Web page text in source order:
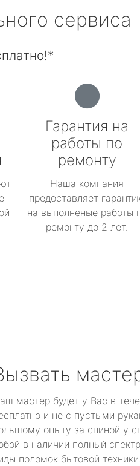
сервиса
Гарантия на
работы по
ремонту
Наша компания
предоставляет
на выполненые работы
ремонту до 2 лет.
мастер будет у Вас в
и не с пустыми
опыту за спиной у
в наличии полный
поломок бытовой техники.